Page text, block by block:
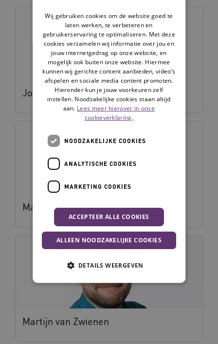
Jorg van Amerongen
Mariëlle Zondervan
Martijn van Zwienen
Wij gebruiken cookies om de website goed te
laten werken, te verbeteren en
gebruikerservaring te optimaliseren. Met deze
cookies verzamelen wij informatie over jou en
jouw internetgedrag op onze website, en
mogelijk ook buiten onze website. Hiermee
kunnen wij gerichte content aanbieden, video’s
afspelen en sociale media content promoten.
Hieronder kun je jouw voorkeuren zelf
instellen. Noodzakelijke cookies staan altijd
aan. Lees meer hierover in onze
cookieverklaring.
NOODZAKELIJKE COOKIES
ANALYTISCHE COOKIES
MARKETING COOKIES
ACCEPTEER ALLE COOKIES
ALLEEN NOODZAKELIJKE COOKIES
DETAILS WEERGEVEN
Noodzakelijke cookies
Analytische cookies
Marketing cookies